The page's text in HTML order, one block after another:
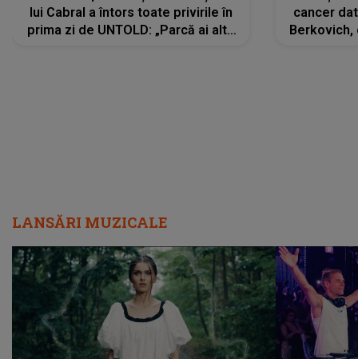
lui Cabral a întors toate privirile în
prima zi de UNTOLD: „Parcă ai altă
cancer
Berkovich,
LANSĂRI MUZICALE